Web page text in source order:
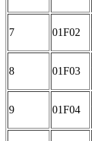
7 01F02
8 01F03
9 01F04